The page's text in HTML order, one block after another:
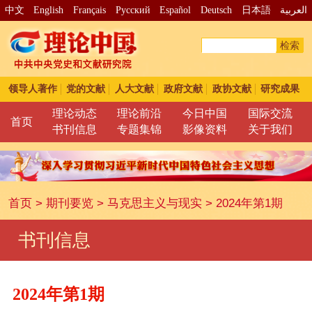
中文 English Français Pусский Español Deutsch 日本語 العربية
检索
领导人著作 党的文献 人大文献 政府文献 政协文献 研究成果
首页
理论动态 理论前沿 今日中国
国际交流
书刊信息
专题集锦 影像资料 关于我们
首页> 期刊要览> 马克思主义与现实> 2024年第1期
书刊信息
2024年第1期